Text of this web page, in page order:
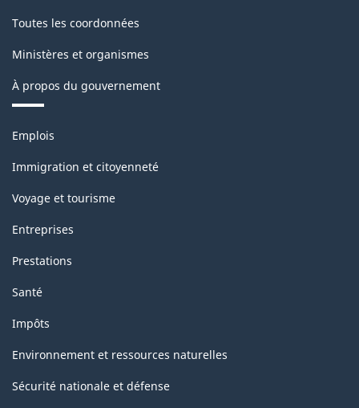
Toutes les coordonnées
Ministères et organismes
À propos du gouvernement
Thèmes
sujets
Emplois
Immigration et citoyenneté
Voyage et tourisme
Entreprises
Prestations
Santé
Impôts
Environnement et ressources naturelles
Sécurité nationale et défense